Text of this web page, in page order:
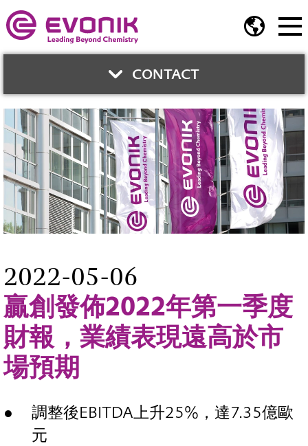
CONTACT
與我們聯繫
鍾智育博士
業務開發總監
業務開發部門
jerry.chung@evonik.com
2022-05-06
贏創發佈2022年第一季度
財報，業績表現遠高於市
場預期
調整後EBITDA上升25%，達7.35億歐
元